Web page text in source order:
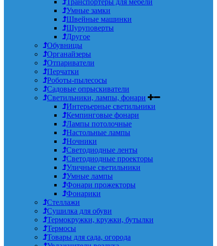
Умные замки
Швейные машинки
Шуруповерты
Другое
Обувницы
Органайзеры
Отпариватели
Перчатки
Роботы-пылесосы
Садовые опрыскиватели
Светильники, лампы, фонари
Интерьерные светильники
Кемпинговые фонари
Лампы потолочные
Настольные лампы
Ночники
Светодиодные ленты
Светодиодные проекторы
Уличные светильники
Умные лампы
Фонари прожекторы
Фонарики
Стеллажи
Сушилка для обуви
Термокружки, кружки, бутылки
Термосы
Товары для сада, огорода